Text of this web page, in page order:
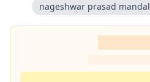
nageshwar prasad mandal